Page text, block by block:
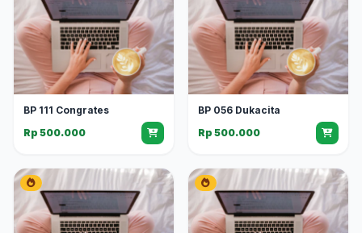
BP 111 Congrates
Rp 500.000
BP 056 Dukacita
Rp 500.000